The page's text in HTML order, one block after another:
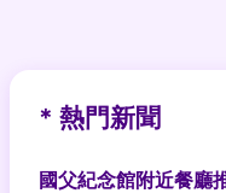
* 熱門新聞
國父紀念館附近餐廳